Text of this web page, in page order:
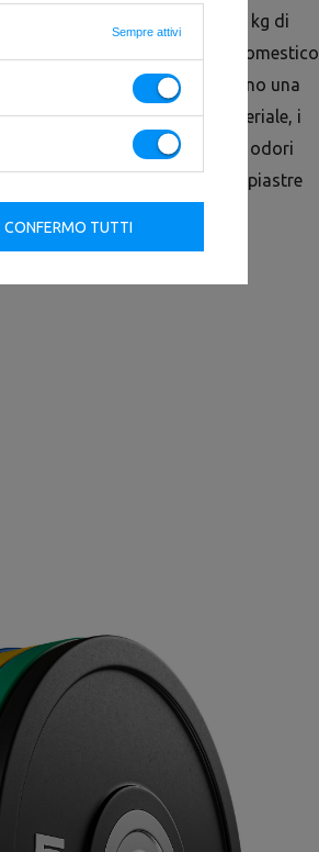
con un peso totale di 150 kg di
professionali che per l'uso domestico.
qualità Poliuretano e offrono una
Grazie a questo materiale, i
e ai graffi e prevengono gli odori
convenzionali Si verificano piastre
Sempre attivi
CONFERMO TUTTI